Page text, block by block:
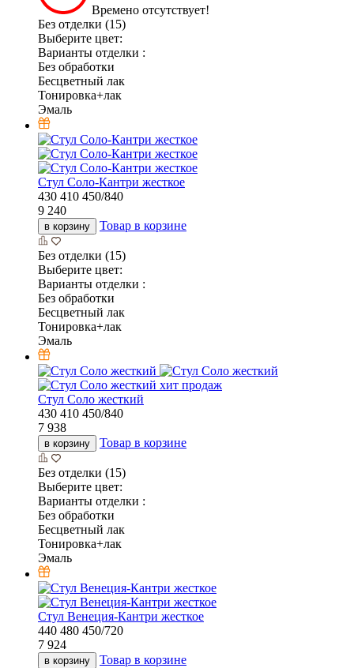
Времено отсутствует!
Без отделки (15)
Выберите цвет:
Варианты отделки :
Без обработки
Бесцветный лак
Тонировка+лак
Эмаль
Стул Соло-Кантри жесткое
430 410 450/840
9 240
в корзину Товар в корзине
Без отделки (15)
Выберите цвет:
Варианты отделки :
Без обработки
Бесцветный лак
Тонировка+лак
Эмаль
хит продаж
Стул Соло жесткий
430 410 450/840
7 938
в корзину Товар в корзине
Без отделки (15)
Выберите цвет:
Варианты отделки :
Без обработки
Бесцветный лак
Тонировка+лак
Эмаль
Стул Венеция-Кантри жесткое
440 480 450/720
7 924
в корзину Товар в корзине